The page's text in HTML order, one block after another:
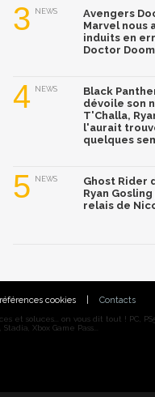
3 NEWS
Avengers
Marvel nous
induits en
Doctor Doom
4 NEWS
Black
dévoile son
T'Challa,
l'aurait
quelques
5 NEWS
Ghost Rider
Ryan
relais de
cookies Contacts
soluces... on vous dit tout ! PC, PS5,
Xbox Game Pass...